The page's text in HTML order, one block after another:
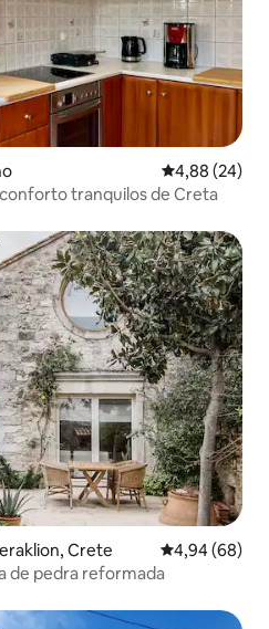
Classificação
4,88 (24)
tranquilos de Creta
Crete Classificação
4,94 (68)
de pedra reformada